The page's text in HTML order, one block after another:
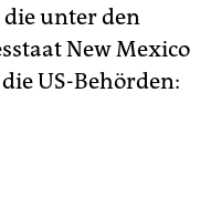
unter den
New Mexico
US-Behörden: